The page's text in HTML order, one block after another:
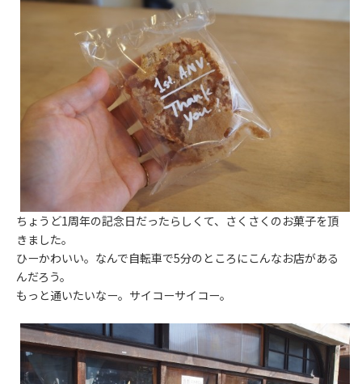
ちょうど1周年の記念日だったらしくて、さくさくのお菓子を頂
きました。
ひーかわいい。なんで自転車で5分のところにこんなお店がある
んだろう。
もっと通いたいなー。サイコーサイコー。